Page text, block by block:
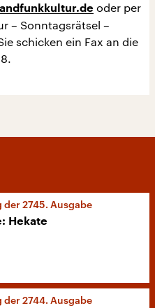
oder per
– Sonntagsrätsel –
schicken ein Fax an die
2745. Ausgabe
Hekate
2744. Ausgabe